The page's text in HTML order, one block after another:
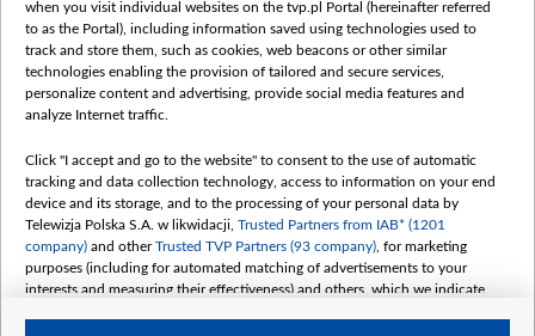
Youtube
Белсат news
Белсат Life
Belsat English
Biełsat PL
Белсат Now
Белсат Shorts
Белсат History
Белсат Music
when you visit individual websites on the tvp.pl Portal (hereinafter referred
to as the Portal), including information saved using technologies used to
track and store them, such as cookies, web beacons or other similar
technologies enabling the provision of tailored and secure services,
personalize content and advertising, provide social media features and
analyze Internet traffic.
Click "I accept and go to the website" to consent to the use of automatic
tracking and data collection technology, access to information on your end
device and its storage, and to the processing of your personal data by
Telewizja Polska S.A. w likwidacji, Trusted Partners from IAB* (1201
company) and otherTrusted TVP Partners (93 company) , for marketing
purposes (including for automated matching of advertisements to your
interests and measuring their effectiveness) and others, which we indicate